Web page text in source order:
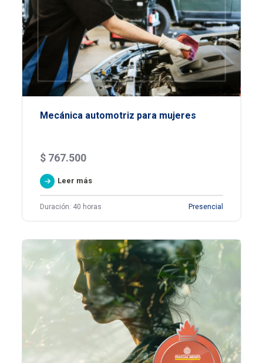
Mecánica automotriz para mujeres
$ 767.500
Leer más
Duración: 40 horas Presencial